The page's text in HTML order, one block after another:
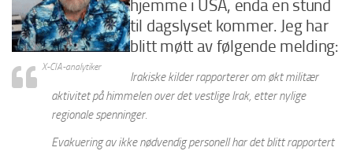
X-CIA-analytiker
hjemme i USA, enda en stund
til dagslyset kommer. Jeg har
blitt møtt av følgende melding:
Irakiske kilder rapporterer om økt militær
aktivitet på himmelen over det vestlige Irak, etter nylige
regionale spenninger.
Evakuering av ikke nødvendig personell har det blitt rapportert